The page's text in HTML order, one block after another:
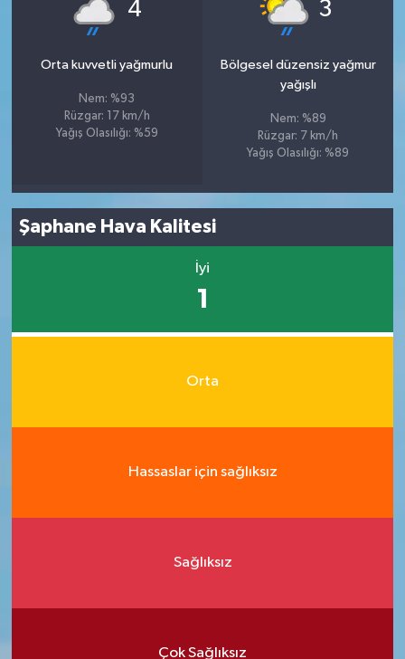
4
Orta kuvvetli yağmurlu
Nem: %93
Rüzgar: 17 km/h
Yağış Olasılığı: %59
3
Bölgesel düzensiz yağmur
yağışlı
Nem: %89
Rüzgar: 7 km/h
Yağış Olasılığı: %89
Şaphane Hava Kalitesi
İyi
1
Orta
Hassaslar için sağlıksız
Sağlıksız
Çok Sağlıksız